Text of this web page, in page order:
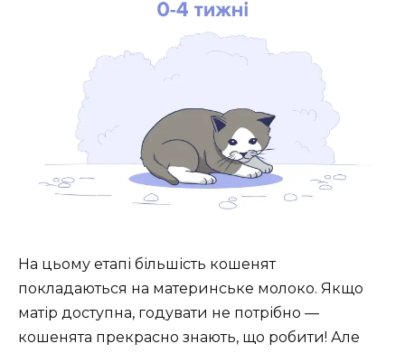
На цьому етапі більшість кошенят
покладаються на материнське молоко. Якщо
матір доступна, годувати не потрібно —
кошенята прекрасно знають, що робити! Але